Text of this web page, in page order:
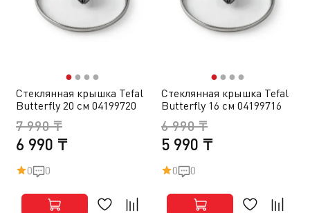
●● ● ●
Стеклянная крышка Tefal
Butterfly 20 см 04199720
6 990 ₸
7 990 ₸
0 0
●● ● ●
Стеклянная крышка Tefal
Butterfly 16 см 04199716
5 990 ₸
6 990 ₸
0 0